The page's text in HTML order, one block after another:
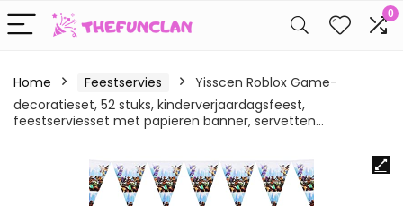
0
Home Feestservies
Yisscen Roblox Game-
decoratieset, 52 stuks, kinderverjaardagsfeest,
feestserviesset met papieren banner, servetten…